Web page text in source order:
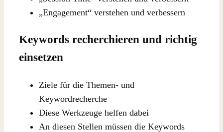
„Engagement“ verstehen und verbessern
Keywords recherchieren und richtig
einsetzen
Ziele für die Themen- und
Keywordrecherche
Diese Werkzeuge helfen dabei
An diesen Stellen müssen die Keywords